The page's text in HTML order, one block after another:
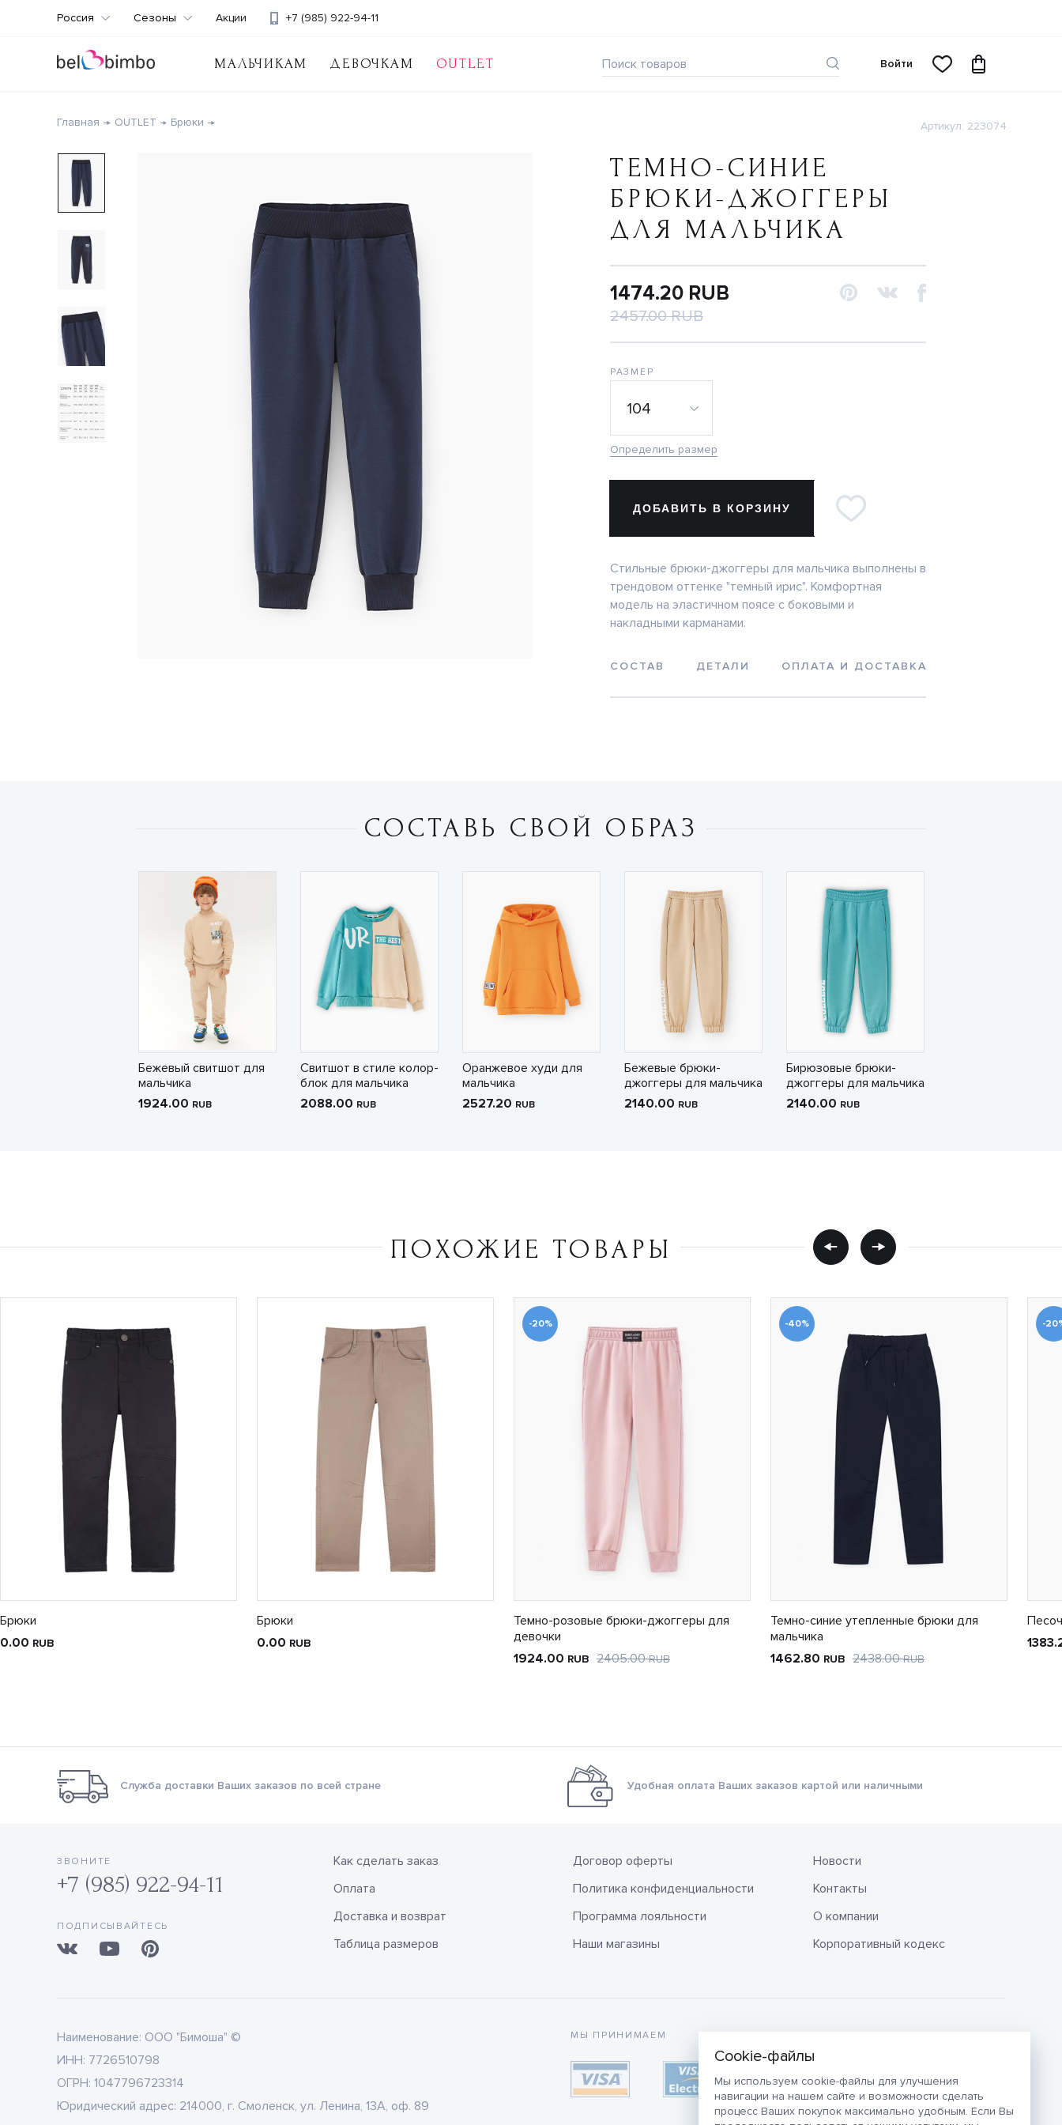
Мы используем cookie-файлы для улучшения
навигации на нашем сайте и возможности сделать
процесс Ваших покупок максимально удобным. Если Вы
МАЛЬЧИКАМ ДЕВОЧКАМ OUTLET
+7 (985) 922-94-11
Россия Сезоны Акции
Войти
Главная OUTLET Брюки Артикул: 223074
ТЕМНО-СИНИЕ
БРЮКИ-ДЖОГГЕРЫ
ДЛЯ МАЛЬЧИКА
1474.20 RUB
2457.00 RUB
РАЗМЕР
104
Определить размер
ДОБАВИТЬ В КОРЗИНУ
Стильные брюки-джоггеры для мальчика выполнены в
трендовом оттенке "темный ирис". Комфортная
модель на эластичном поясе с боковыми и
накладными карманами.
СОСТАВ ДЕТАЛИ ОПЛАТА И ДОСТАВКА
СОСТАВЬ СВОЙ ОБРАЗ
Бежевый свитшот для
мальчика
1924.00 RUB
Свитшот в стиле колор-
блок для мальчика
2088.00 RUB
Оранжевое худи для
мальчика
2527.20 RUB
Бежевые брюки-
джоггеры для мальчика
2140.00 RUB
Бирюзовые брюки-
джоггеры для мальчика
2140.00 RUB
ПОХОЖИЕ ТОВАРЫ
Брюки
0.00 RUB
Брюки
0.00 RUB
-20%
Темно-розовые брюки-джоггеры для
девочки
1924.00 RUB 2405.00RUB
-40%
Темно-синие утепленные брюки для
мальчика
1462.80 RUB 2438.00RUB
-
Служба доставки Ваших заказов по всей стране Удобная оплата Ваших заказов картой или наличными
ЗВОНИТЕ
+7 (985) 922-94-11
ПОДПИСЫВАЙТЕСЬ
Как сделать заказ
Оплата
Доставка и возврат
Таблица размеров
Договор оферты
Политика конфиденциальности
Программа лояльности
Наши магазины
Новости
Контакты
О компании
Корпоративный кодекс
Наименование: ООО "Бимоша" ©
ИНН: 7726510798
ОГРН: 1047796723314
Юридический адрес: 214000, г. Смоленск, ул. Ленина, 13А, оф. 89
МЫ ПРИНИМАЕМ